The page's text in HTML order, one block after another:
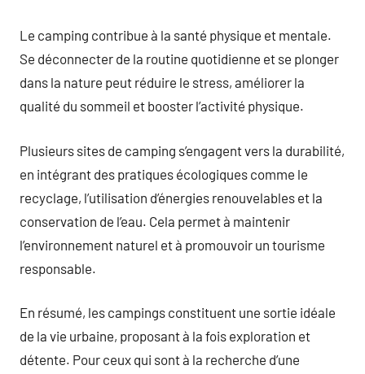
Le camping contribue à la santé physique et mentale.
Se déconnecter de la routine quotidienne et se plonger
dans la nature peut réduire le stress, améliorer la
qualité du sommeil et booster l’activité physique.
Plusieurs sites de camping s’engagent vers la durabilité,
en intégrant des pratiques écologiques comme le
recyclage, l’utilisation d’énergies renouvelables et la
conservation de l’eau. Cela permet à maintenir
l’environnement naturel et à promouvoir un tourisme
responsable.
En résumé, les campings constituent une sortie idéale
de la vie urbaine, proposant à la fois exploration et
détente. Pour ceux qui sont à la recherche d’une